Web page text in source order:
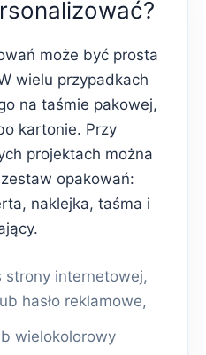
może być prosta
wielu przypadkach
na taśmie pakowej,
kartonie. Przy
projektach można
opakowań:
naklejka, taśma i
strony internetowej,
hasło reklamowe,
wielokolorowy